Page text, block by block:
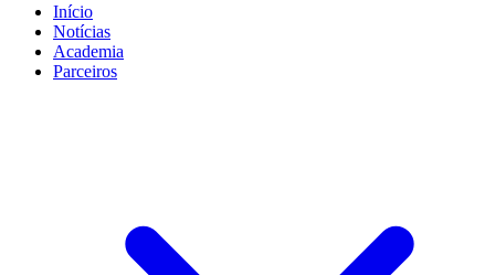
Início
Notícias
Academia
Parceiros